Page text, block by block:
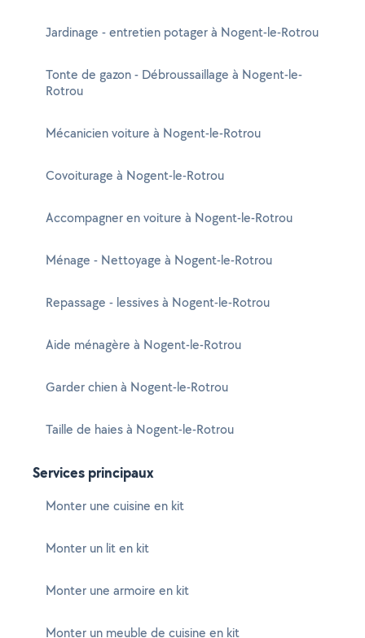
Jardinage - entretien potager à Nogent-le-Rotrou
Tonte de gazon - Débroussaillage à Nogent-le-
Rotrou
Mécanicien voiture à Nogent-le-Rotrou
Covoiturage à Nogent-le-Rotrou
Accompagner en voiture à Nogent-le-Rotrou
Ménage - Nettoyage à Nogent-le-Rotrou
Repassage - lessives à Nogent-le-Rotrou
Aide ménagère à Nogent-le-Rotrou
Garder chien à Nogent-le-Rotrou
Taille de haies à Nogent-le-Rotrou
Services principaux
Monter une cuisine en kit
Monter un lit en kit
Monter une armoire en kit
Monter un meuble de cuisine en kit